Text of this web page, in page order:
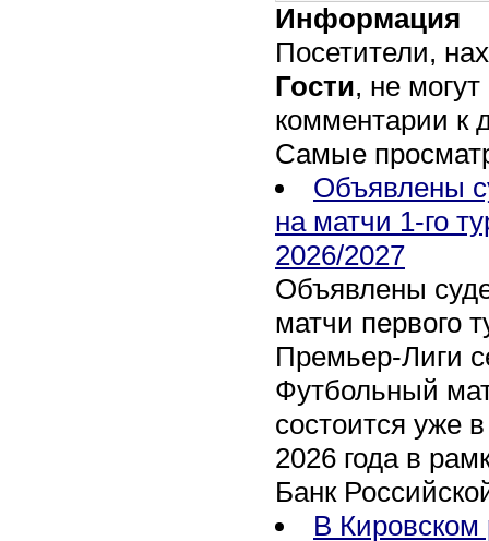
Информация
Посетители,
Гости, не
комментарии к
Самые
Объявлены
на матчи 1-го
2026/2027
Объявлены
матчи первого
Премьер-Лиги
Футбольный
состоится уже
2026 года в
Банк
В Кировском